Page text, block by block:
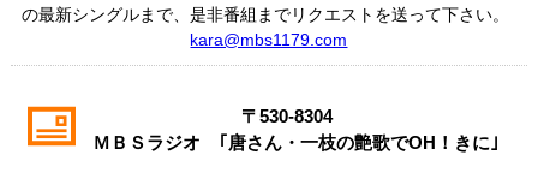
の最新シングルまで、是非番組までリクエストを送って下さい。
kara@mbs1179.com
〒530-8304
ＭＢＳラジオ ｢唐さん・一枝の艶歌でOH！きに｣